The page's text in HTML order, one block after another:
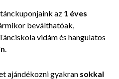
tánckuponjaink az 1 éves
beválthatóak,
vidám és hangulatos
ajándékozni gyakran sokkal